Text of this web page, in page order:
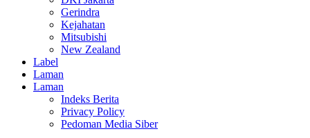
Gerindra
Kejahatan
Mitsubishi
New Zealand
Label
Laman
Laman
Indeks Berita
Privacy Policy
Pedoman Media Siber